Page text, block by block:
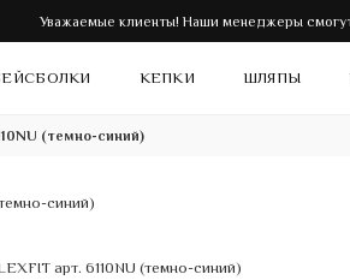
Уважаемые клиенты! Наши менеджеры
КЕПКИ ШЛЯПЫ
(темно-синий)